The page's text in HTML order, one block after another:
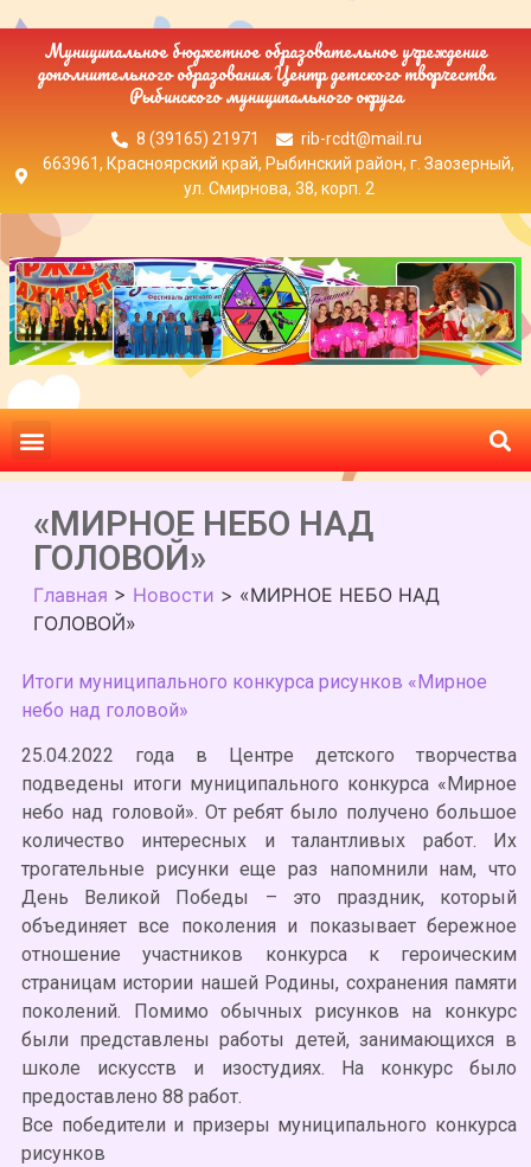
Муниципальное бюджетное образовательное учреждение
дополнительного образования Центр детского творчества
Рыбинского муниципального округа
8 (39165) 21971
rib-rcdt@mail.ru
663961, Красноярский край, Рыбинский район, г. Заозерный,
ул. Смирнова, 38, корп. 2
«МИРНОЕ НЕБО НАД
ГОЛОВОЙ»
Главная > Новости > «МИРНОЕ НЕБО НАД
ГОЛОВОЙ»
Итоги муниципального конкурса рисунков «Мирное
небо над головой»
25.04.2022 года в Центре детского творчества
подведены итоги муниципального конкурса «Мирное
небо над головой». От ребят было получено большое
количество интересных и талантливых работ. Их
трогательные рисунки еще раз напомнили нам, что
День Великой Победы – это праздник, который
объединяет все поколения и показывает бережное
отношение участников конкурса к героическим
страницам истории нашей Родины, сохранения памяти
поколений. Помимо обычных рисунков на конкурс
были представлены работы детей, занимающихся в
школе искусств и изостудиях. На конкурс было
предоставлено 88 работ.
Все победители и призеры муниципального конкурса
рисунков